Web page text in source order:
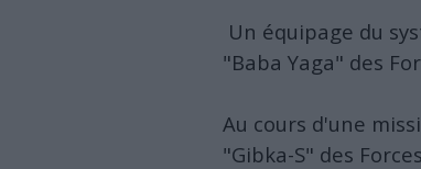
Un équipage du
"Baba Yaga" des
Au cours d'une
"Gibka-S" des